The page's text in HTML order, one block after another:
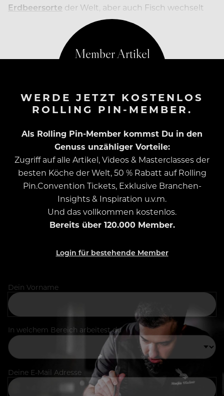
Erdbeersorte der Welt, aber auch Fisch wechselt
hier oft für Rekordpreise seine Besitzer.
WERDE JETZT KOSTENLOS
ROLLING PIN-MEMBER.
Als Rolling Pin-Member kommst Du in den
Genuss unzähliger Vorteile:
Zugriff auf alle Artikel, Videos & Masterclasses der
besten Köche der Welt, 50 % Rabatt auf Rolling
Pin.Convention Tickets, Exklusive Branchen-
Insights & Inspiration u.v.m.
Und das vollkommen kostenlos.
Bereits über 120.000 Member.
Login für bestehende Member
Dein Vorname
In welchem Bereich arbeitest du
Deine E-Mail Adresse